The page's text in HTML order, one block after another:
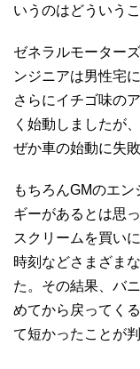
いうのはどういう
ゼネラルモーター
ンジニアは男性宅
さらにイチゴ味の
く始動しましたが
ぜか車の始動に失
もちろんGMのエ
ギーがあるとは思
スクリームを買い
時刻などさまざま
た。その結果、バ
めてから戻ってく
て短かったことが判